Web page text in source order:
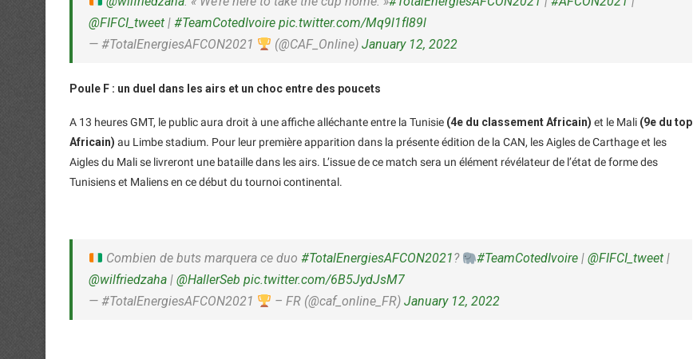
@FIFCI_tweet | #TeamCotedIvoire pic.twitter.com/Mq9l1fI89l
— #TotalEnergiesAFCON2021
(@CAF_Online)January 12, 2022
Poule F : un duel dans les airs et un choc entre des poucets
A 13 heures GMT, le public aura droit à une affiche alléchante entre la Tunisie (4e du classement Africain) et le Mali (9e du top
Africain) au Limbe stadium. Pour leur première apparition dans la présente édition de la CAN, les Aigles de Carthage et les
Aigles du Mali se livreront une bataille dans les airs. L’issue de ce match sera un élément révélateur de l’état de forme des
Tunisiens et Maliens en ce début du tournoi continental.
Combien de buts marquera ce duo#TotalEnergiesAFCON2021? #TeamCotedIvoire |@FIFCI_tweet |
@wilfriedzaha | @HallerSeb pic.twitter.com/6B5JydJsM7
— #TotalEnergiesAFCON2021
– FR (@caf_online_FR)January 12, 2022